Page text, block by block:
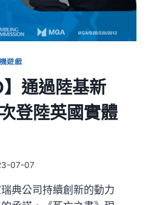
遊戲
】通過陸基新
登陸英國實體
07-07
典公司持續創新的動力